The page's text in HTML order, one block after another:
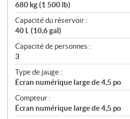
680 kg (1 500 lb)
Capacité du réservoir :
40 L (10,6 gal)
Capacité de personnes :
3
Type de jauge :
Écran numérique large de 4,5 po
Compteur :
Écran numérique large de 4,5 po